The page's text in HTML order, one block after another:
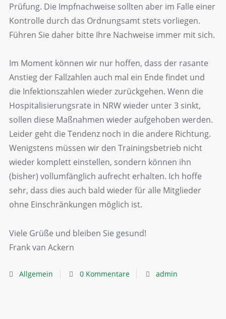
Prüfung. Die Impfnachweise sollten aber im Falle einer
Kontrolle durch das Ordnungsamt stets vorliegen.
Führen Sie daher bitte Ihre Nachweise immer mit sich.
Im Moment können wir nur hoffen, dass der rasante
Anstieg der Fallzahlen auch mal ein Ende findet und
die Infektionszahlen wieder zurückgehen. Wenn die
Hospitalisierungsrate in NRW wieder unter 3 sinkt,
sollen diese Maßnahmen wieder aufgehoben werden.
Leider geht die Tendenz noch in die andere Richtung.
Wenigstens müssen wir den Trainingsbetrieb nicht
wieder komplett einstellen, sondern können ihn
(bisher) vollumfänglich aufrecht erhalten. Ich hoffe
sehr, dass dies auch bald wieder für alle Mitglieder
ohne Einschränkungen möglich ist.
Viele Grüße und bleiben Sie gesund!
Frank van Ackern
Allgemein 0 Kommentare admin